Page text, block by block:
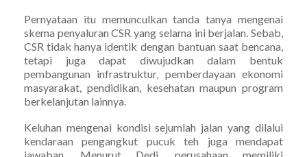
Pernyataan itu memunculkan tanda tanya mengenai
skema penyaluran CSR yang selama ini berjalan. Sebab,
CSR tidak hanya identik dengan bantuan saat bencana,
tetapi juga dapat diwujudkan dalam bentuk
pembangunan infrastruktur, pemberdayaan ekonomi
masyarakat, pendidikan, kesehatan maupun program
berkelanjutan lainnya.
Keluhan mengenai kondisi sejumlah jalan yang dilalui
kendaraan pengangkut pucuk teh juga mendapat
jawaban. Menurut Dedi, perusahaan memiliki